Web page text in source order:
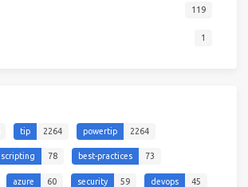
119
1
tip 2264 powertip 2264
scripting 78 best-practices 73
azure 60 security 59 devops 45